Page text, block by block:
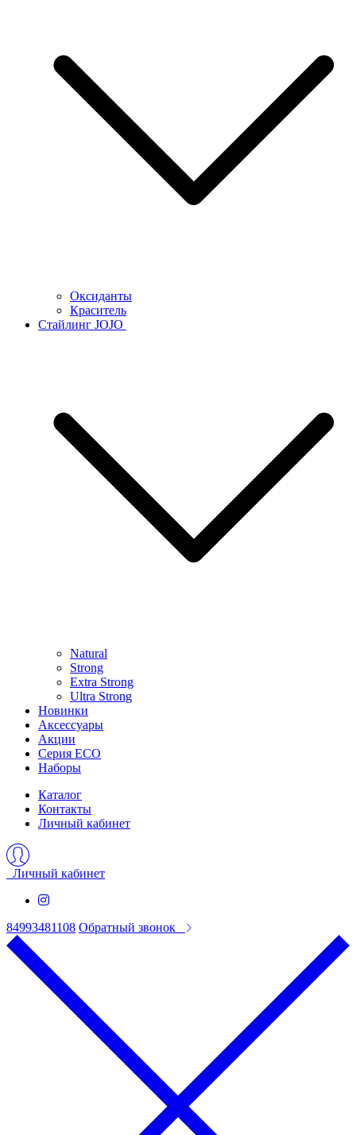
Оксиданты
Краситель
Стайлинг JOJO
Natural
Strong
Extra Strong
Ultra Strong
Новинки
Аксессуары
Акции
Серия ECO
Наборы
Каталог
Контакты
Личный кабинет
Личный кабинет
84993481108 Обратный звонок